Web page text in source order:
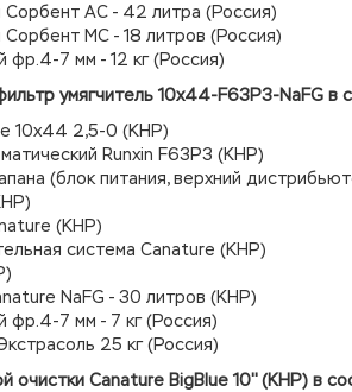
АС - 42 литра (Россия)
МС - 18 литров (Россия)
фр.4-7 мм - 12 кг (Россия)
умягчитель 10х44-F63P3-NaFG в
10х44 2,5-0 (КНР)
Runxin F63P3 (КНР)
(блок питания, верхний
(КНР)
система Canature (КНР)
NaFG - 30 литров (КНР)
фр.4-7 мм - 7 кг (Россия)
25 кг (Россия)
очистки Canature BigBlue 10'' (КНР) в